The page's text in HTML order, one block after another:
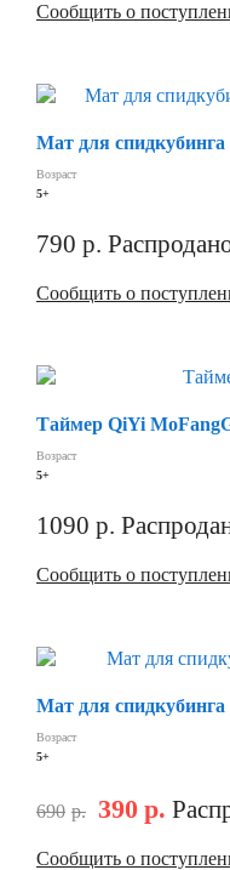
Сообщить о
Мат для
Возраст
5+
790 р.
Сообщить о
Таймер QiYi
Возраст
5+
1090 р.
Сообщить о
Мат для
Возраст
5+
690 р. 390 р.
Сообщить о